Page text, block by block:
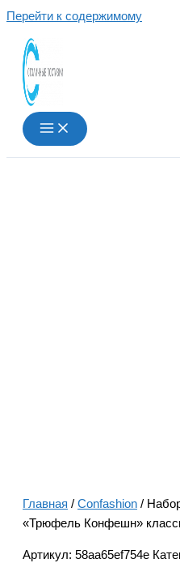
Перейти к содержимому
Главная / Confashion /
«Трюфель Конфешн»
Артикул: 58aa65ef754e